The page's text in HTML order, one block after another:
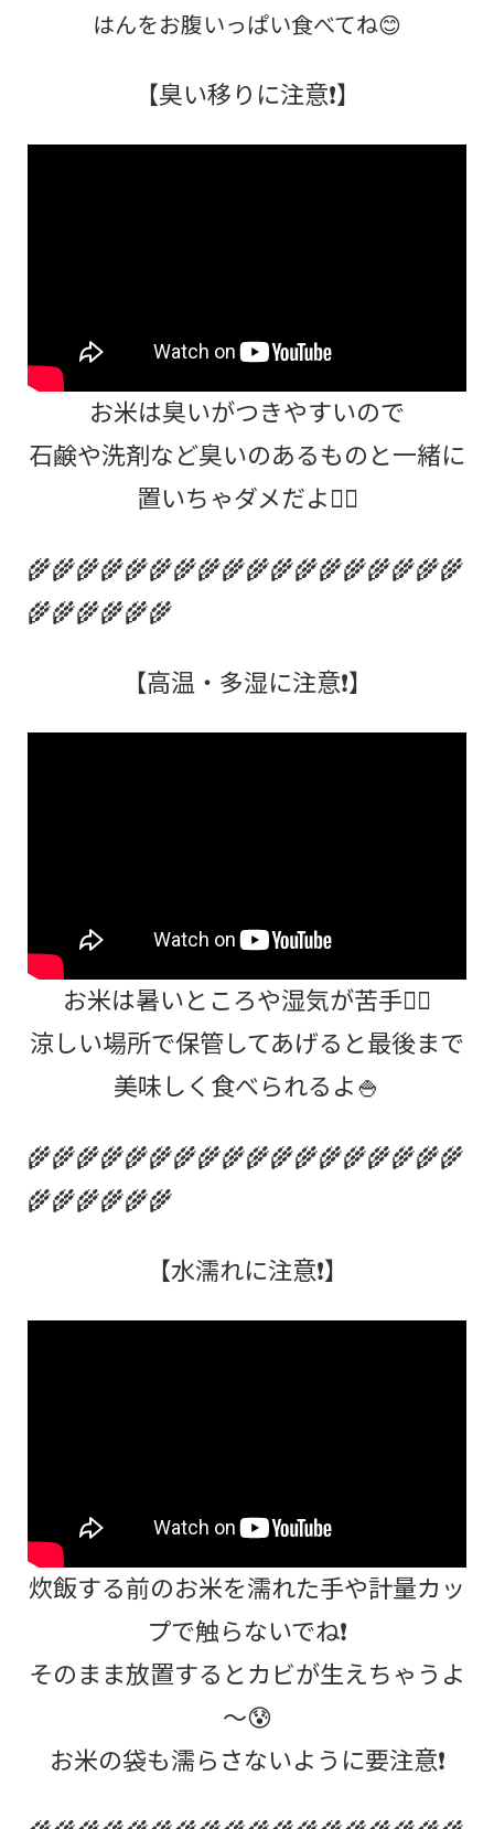
はんをお腹いっぱい食べてね😊
【臭い移りに注意❗】
お米は臭いがつきやすいので
石鹸や洗剤など臭いのあるものと一緒に
置いちゃダメだよ🙅‍♂️
🌾🌾🌾🌾🌾🌾🌾🌾🌾🌾🌾🌾🌾🌾🌾🌾🌾🌾
🌾🌾🌾🌾🌾🌾
【高温・多湿に注意❗】
お米は暑いところや湿気が苦手🙅‍♂️
涼しい場所で保管してあげると最後まで
美味しく食べられるよ🍚
🌾🌾🌾🌾🌾🌾🌾🌾🌾🌾🌾🌾🌾🌾🌾🌾🌾🌾
🌾🌾🌾🌾🌾🌾
【水濡れに注意❗】
炊飯する前のお米を濡れた手や計量カッ
プで触らないでね❗
そのまま放置するとカビが生えちゃうよ
～😰
お米の袋も濡らさないように要注意❗